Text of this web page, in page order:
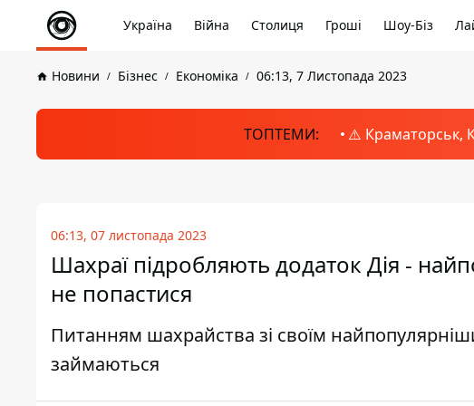
Україна Війна Столиця Гроші Шоу-Біз
Новини Бізнес Економіка 06:13, 7 Листопада 2023
ТОПТЕМИ: ⚠️ Краматорськ,
06:13, 07 листопада 2023
Шахраї підробляють додаток Дія -
не попастися
Питанням шахрайства зі своїм
займаються